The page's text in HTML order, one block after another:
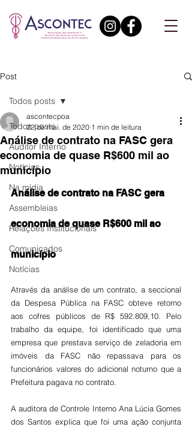
Post
Todos posts
Auditor Interno
Notícias
Na mídia
Assembleias
Relações Institucionais
Comunicados
Notícias
Todos posts
Análise de contrato na FASC gera
economia de quase R$600 mil ao
município
ascontecpoa
22 de mai. de 2020 1 min de leitura
Análise de contrato na FASC gera
economia de quase R$600 mil ao
município
Através da análise de um contrato, a seccional
da Despesa Pública na FASC obteve retorno
aos cofres públicos de R$ 592.809,10. Pelo
trabalho da equipe, foi identificado que uma
empresa que prestava serviço de zeladoria em
imóveis da FASC não repassava para os
funcionários valores do adicional noturno que a
Prefeitura pagava no contrato.
A auditora de Controle Interno Ana Lúcia Gomes
dos Santos explica que foi uma ação conjunta